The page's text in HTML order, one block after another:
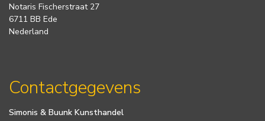
Notaris Fischerstraat 27
6711 BB Ede
Nederland
Contactgegevens
Simonis & Buunk Kunsthandel